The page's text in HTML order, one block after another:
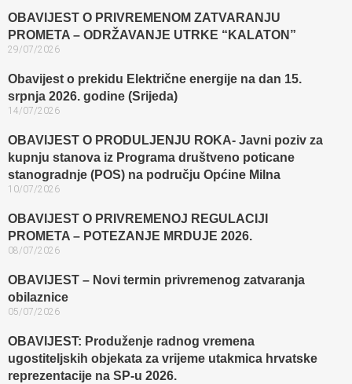
OBAVIJEST O PRIVREMENOM ZATVARANJU
PROMETA – ODRŽAVANJE UTRKE “KALATON”
29/07/2026
Obavijest o prekidu Električne energije na dan 15.
srpnja 2026. godine (Srijeda)
14/07/2026
OBAVIJEST O PRODULJENJU ROKA- Javni poziv za
kupnju stanova iz Programa društveno poticane
stanogradnje (POS) na području Općine Milna
10/07/2026
OBAVIJEST O PRIVREMENOJ REGULACIJI
PROMETA – POTEZANJE MRDUJE 2026.
08/07/2026
OBAVIJEST – Novi termin privremenog zatvaranja
obilaznice​
05/07/2026
OBAVIJEST: Produženje radnog vremena
ugostiteljskih objekata za vrijeme utakmica hrvatske
reprezentacije na SP-u 2026.